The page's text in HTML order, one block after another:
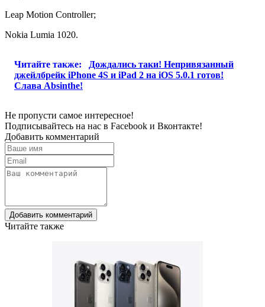
Leap Motion Controller;
Nokia Lumia 1020.
Читайте также:
Дождались таки! Непривязанный
джейлбрейк iPhone 4S и iPad 2 на iOS 5.0.1 готов!
Слава Absinthe!
Не пропусти самое интересное!
Подписывайтесь на нас в Facebook и Вконтакте!
Добавить комментарий
Добавить комментарий
Читайте также